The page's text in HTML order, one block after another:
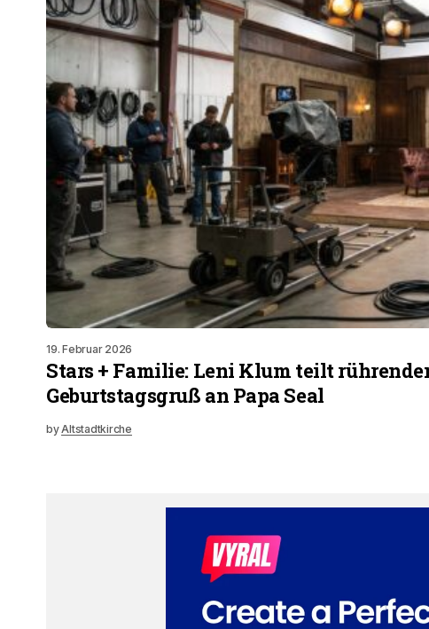
19. Februar 2026
Stars + Familie: Leni Klum teilt
Geburtstagsgruß an Papa Seal
byAltstadtkirche